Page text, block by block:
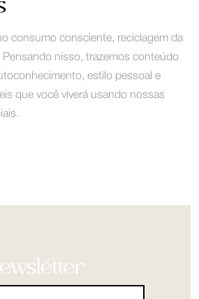
consumo consciente, reciclagem da
Pensando nisso, trazemos conteúdo
estilo pessoal e
que você viverá usando nossas